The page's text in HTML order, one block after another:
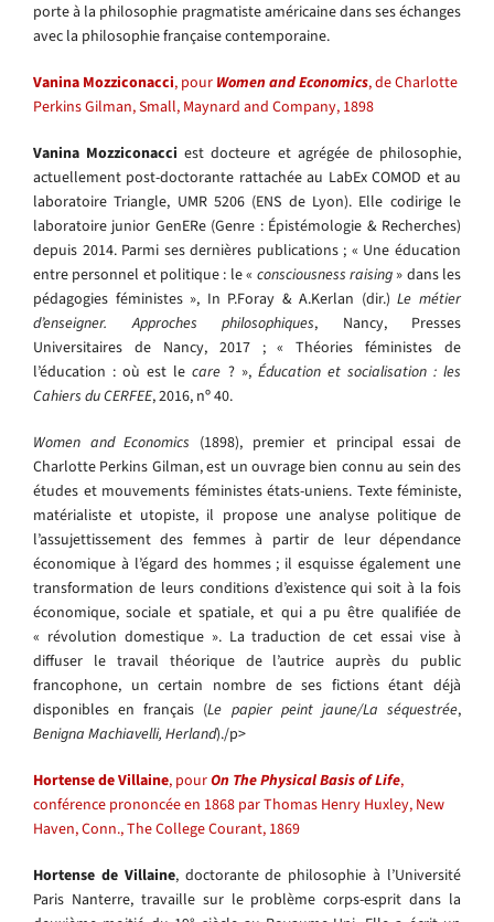
porte à la philosophie pragmatiste américaine dans ses échanges
avec la philosophie française contemporaine.
Vanina Mozziconacci, pour Women and Economics, de Charlotte
Perkins Gilman, Small, Maynard and Company, 1898
Vanina Mozziconacci est docteure et agrégée de philosophie,
actuellement post-doctorante rattachée au LabEx COMOD et au
laboratoire Triangle, UMR 5206 (ENS de Lyon). Elle codirige le
laboratoire junior GenERe (Genre : Épistémologie & Recherches)
depuis 2014. Parmi ses dernières publications ; « Une éducation
entre personnel et politique : le « consciousness raising» dans les
pédagogies féministes », In P.Foray & A.Kerlan (dir.)Le métier
d’enseigner. Approches philosophiques, Nancy, Presses
Universitaires de Nancy, 2017 ; « Théories féministes de
l’éducation : où est lecare ? », Éducation et socialisation : les
Cahiers du CERFEE, 2016, nᵒ 40.
Women and Economics (1898), premier et principal essai de
Charlotte Perkins Gilman, est un ouvrage bien connu au sein des
études et mouvements féministes états-uniens. Texte féministe,
matérialiste et utopiste, il propose une analyse politique de
l’assujettissement des femmes à partir de leur dépendance
économique à l’égard des hommes ; il esquisse également une
transformation de leurs conditions d’existence qui soit à la fois
économique, sociale et spatiale, et qui a pu être qualifiée de
« révolution domestique ». La traduction de cet essai vise à
diffuser le travail théorique de l’autrice auprès du public
francophone, un certain nombre de ses fictions étant déjà
disponibles en français (Le papier peint jaune/La séquestrée,
Benigna Machiavelli, Herland)./p>
Hortense de Villaine, pourOn The Physical Basis of Life,
conférence prononcée en 1868 par Thomas Henry Huxley, New
Haven, Conn., The College Courant, 1869
Hortense de Villaine, doctorante de philosophie à l’Université
Paris Nanterre, travaille sur le problème corps-esprit dans la